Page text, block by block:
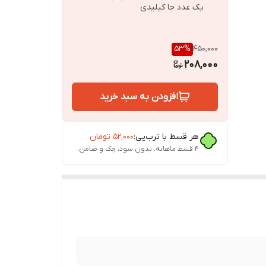
یک عدد جا کیلیدی
450,000
53%
208,000
افزودن به سبد خرید
هر قسط با ترب‌پی:۵۲٬۰۰۰ تومان
۴ قسط ماهانه. بدون سود، چک و ضامن.